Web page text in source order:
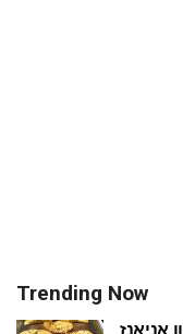
Trending Now